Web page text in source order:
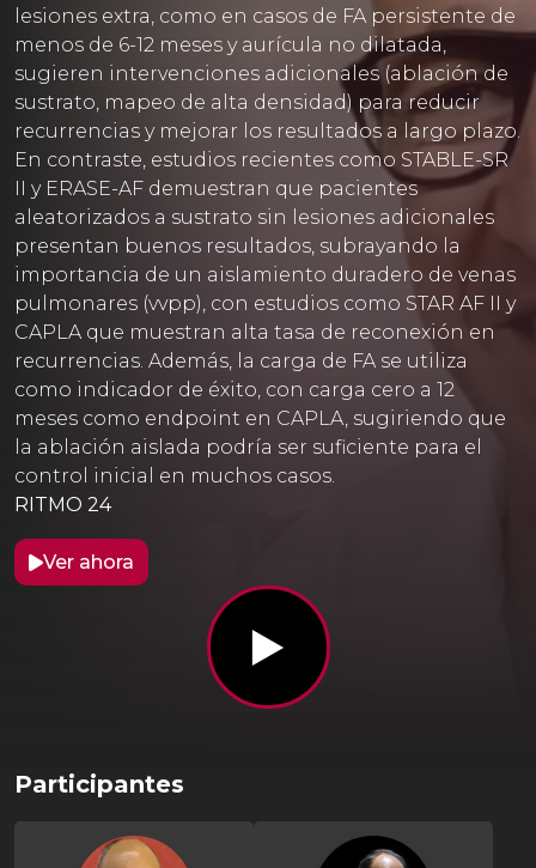
lesiones extra, como en casos de FA persistente de
menos de 6-12 meses y aurícula no dilatada,
sugieren intervenciones adicionales (ablación de
sustrato, mapeo de alta densidad) para reducir
recurrencias y mejorar los resultados a largo plazo.
En contraste, estudios recientes como STABLE-SR
II y ERASE-AF demuestran que pacientes
aleatorizados a sustrato sin lesiones adicionales
presentan buenos resultados, subrayando la
importancia de un aislamiento duradero de venas
pulmonares (vvpp), con estudios como STAR AF II y
CAPLA que muestran alta tasa de reconexión en
recurrencias. Además, la carga de FA se utiliza
como indicador de éxito, con carga cero a 12
meses como endpoint en CAPLA, sugiriendo que
la ablación aislada podría ser suficiente para el
control inicial en muchos casos.
RITMO 24
Ver ahora
Participantes